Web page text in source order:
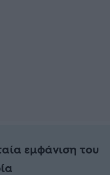
εμφάνιση του